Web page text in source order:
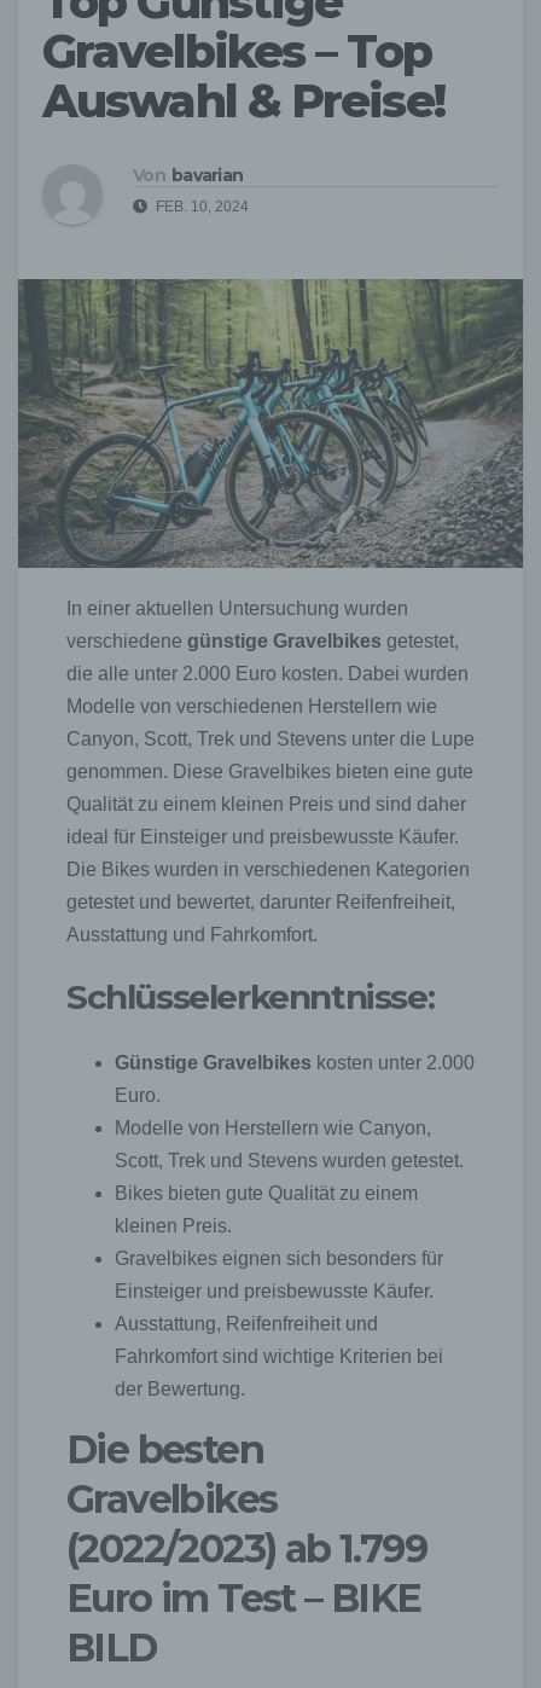
Gravelbikes – Top
Auswahl & Preise!
Von bavarian
FEB. 10, 2024
In einer aktuellen Untersuchung wurden
verschiedene günstige Gravelbikes getestet,
die alle unter 2.000 Euro kosten. Dabei wurden
Modelle von verschiedenen Herstellern wie
Canyon, Scott, Trek und Stevens unter die Lupe
genommen. Diese Gravelbikes bieten eine gute
Qualität zu einem kleinen Preis und sind daher
ideal für Einsteiger und preisbewusste Käufer.
Die Bikes wurden in verschiedenen Kategorien
getestet und bewertet, darunter Reifenfreiheit,
Ausstattung und Fahrkomfort.
Schlüsselerkenntnisse:
Günstige Gravelbikes kosten unter 2.000
Euro.
Modelle von Herstellern wie Canyon,
Scott, Trek und Stevens wurden getestet.
Bikes bieten gute Qualität zu einem
kleinen Preis.
Gravelbikes eignen sich besonders für
Einsteiger und preisbewusste Käufer.
Ausstattung, Reifenfreiheit und
Fahrkomfort sind wichtige Kriterien bei
der Bewertung.
Die besten
Gravelbikes
(2022/2023) ab 1.799
Euro im Test – BIKE
BILD